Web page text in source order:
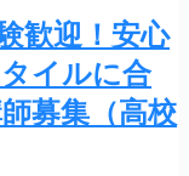
歓迎！安心
イルに合
募集（高校